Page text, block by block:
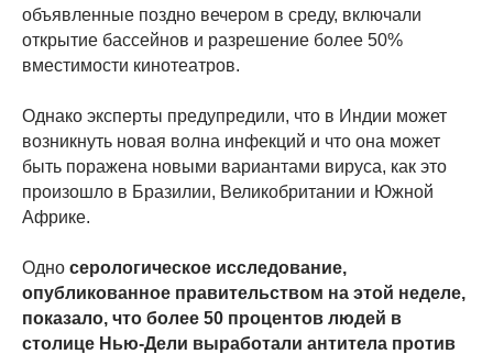
объявленные поздно вечером в среду, включали
открытие бассейнов и разрешение более 50%
вместимости кинотеатров.
Однако эксперты предупредили, что в Индии может
возникнуть новая волна инфекций и что она может
быть поражена новыми вариантами вируса, как это
произошло в Бразилии, Великобритании и Южной
Африке.
Одно серологическое исследование,
опубликованное правительством на этой неделе,
показало, что более 50 процентов людей в
столице Нью-Дели выработали антитела против